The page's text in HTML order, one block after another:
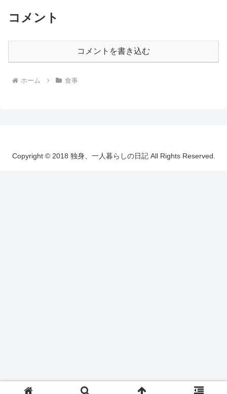
コメント
コメントを書き込む
ホーム 食事
Copyright © 2018 独身、一人暮らしの日記 All Rights Reserved.